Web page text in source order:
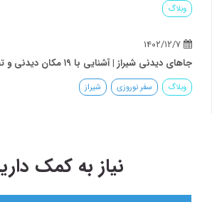
دیدنی شیراز | آشنایی با ۱۹ مکان دیدنی و تفریحی
سفر نوروزی شیراز
نیاز به کمک